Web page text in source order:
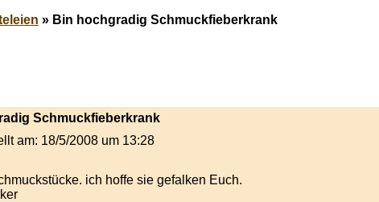
» Bin hochgradig Schmuckfieberkrank
Schmuckfieberkrank
am: 18/5/2008 um 13:28
ich hoffe sie gefalken Euch.